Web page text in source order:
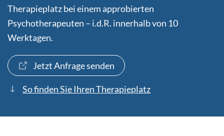
Therapieplatz bei einem approbierten
Psychotherapeuten – i.d.R. innerhalb von 10
Werktagen.
Jetzt Anfrage senden
So finden Sie Ihren Therapieplatz